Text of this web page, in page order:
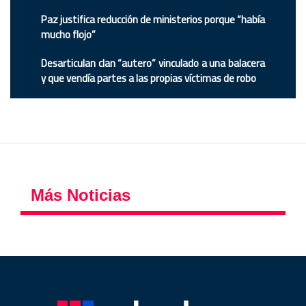
Paz justifica reducción de ministerios porque “había
mucho flojo”
Desarticulan clan “autero” vinculado a una balacera
y que vendía partes a las propias víctimas de robo
Más Noticias